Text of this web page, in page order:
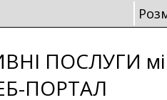
ПОСЛУГИ
ПОРТАЛ